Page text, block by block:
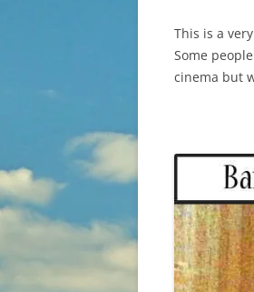
This is a
Some
cinema but